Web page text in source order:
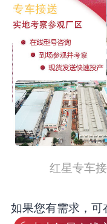
红星专车
如果您有需求，可